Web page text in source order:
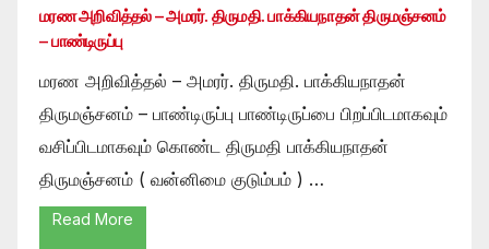
மரண அறிவித்தல் – அமரர். திருமதி. பாக்கியநாதன் திருமஞ்சனம்
– பாண்டிருப்பு
மரண அறிவித்தல் – அமரர். திருமதி. பாக்கியநாதன்
திருமஞ்சனம் – பாண்டிருப்பு பாண்டிருப்பை பிறப்பிடமாகவும்
வசிப்பிடமாகவும் கொண்ட திருமதி பாக்கியநாதன்
திருமஞ்சனம் ( வன்னிமை குடும்பம் ) …
Read More